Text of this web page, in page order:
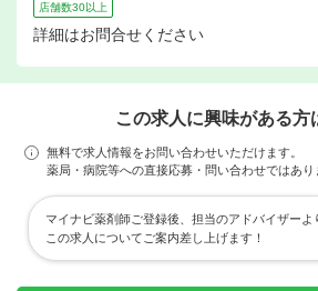
店舗数30以上
詳細はお問合せください
この求人に興味がある方
無料で求人情報をお問い合わせいただけます。
薬局・病院等への直接応募・問い合わせではあり
マイナビ薬剤師ご登録後、担当のアドバイザーよ
この求人についてご案内差し上げます！